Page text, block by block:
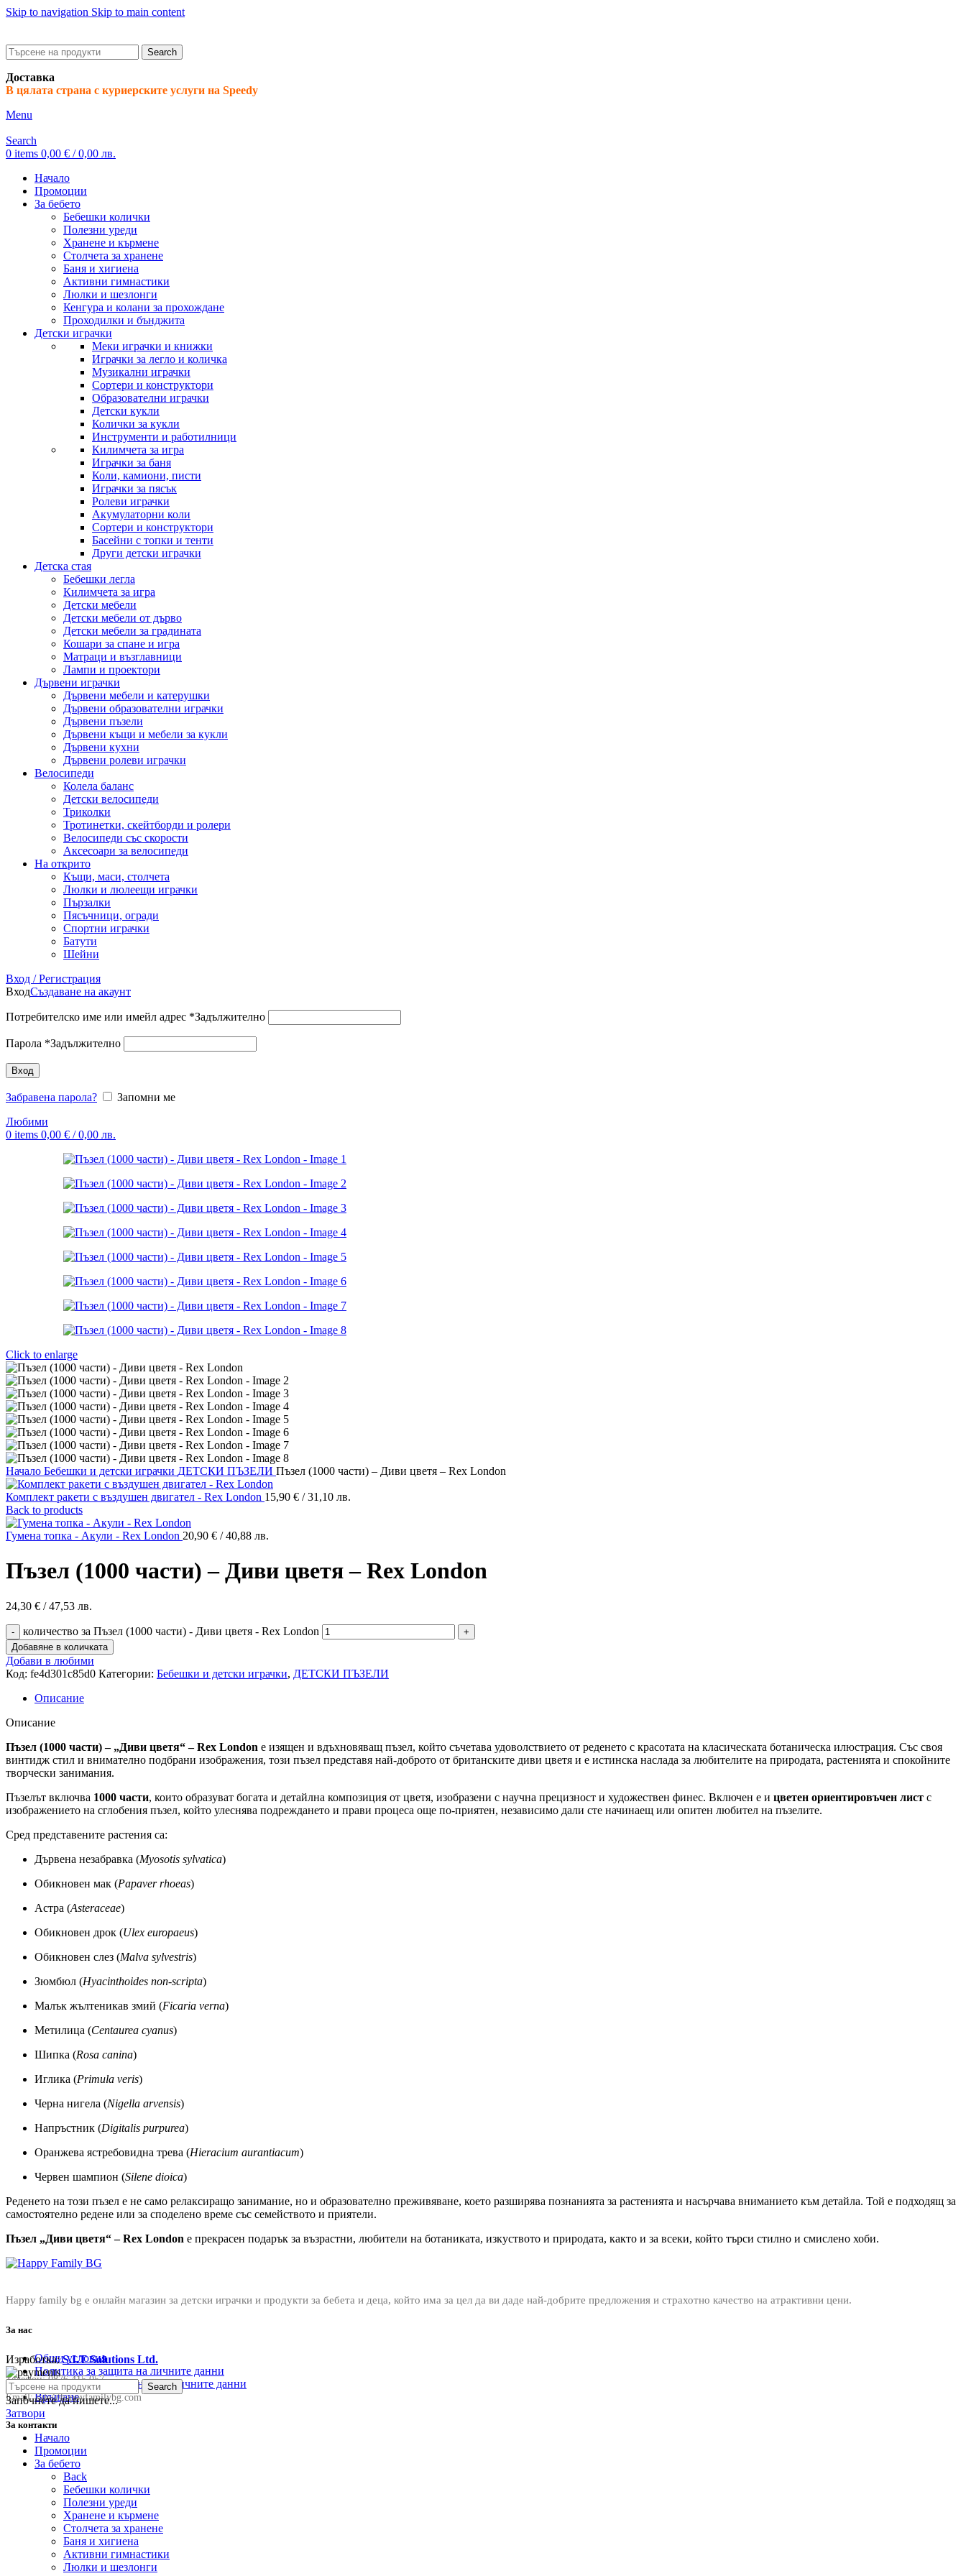
Skip to navigation Skip to main content
Search
Доставка
В цялата страна с куриерските услуги на Speedy
Menu
Search
0 items 0,00 € / 0,00 лв.
Начало
Промоции
За бебето
Бебешки колички
Полезни уреди
Хранене и кърмене
Столчета за хранене
Баня и хигиена
Активни гимнастики
Люлки и шезлонги
Кенгура и колани за прохождане
Проходилки и бънджита
Детски играчки
Меки играчки и книжки
Играчки за легло и количка
Музикални играчки
Сортери и конструктори
Образователни играчки
Детски кукли
Колички за кукли
Инструменти и работилници
Килимчета за игра
Играчки за баня
Коли, камиони, писти
Играчки за пясък
Ролеви играчки
Акумулаторни коли
Сортери и конструктори
Басейни с топки и тенти
Други детски играчки
Детска стая
Бебешки легла
Килимчета за игра
Детски мебели
Детски мебели от дърво
Детски мебели за градината
Кошари за спане и игра
Матраци и възглавници
Лампи и проектори
Дървени играчки
Дървени мебели и катерушки
Дървени образователни играчки
Дървени пъзели
Дървени къщи и мебели за кукли
Дървени кухни
Дървени ролеви играчки
Велосипеди
Колела баланс
Детски велосипеди
Триколки
Тротинетки, скейтборди и ролери
Велосипеди със скорости
Аксесоари за велосипеди
На открито
Къщи, маси, столчета
Люлки и люлеещи играчки
Пързалки
Пясъчници, огради
Спортни играчки
Батути
Шейни
Вход / Регистрация
ВходСъздаване на акаунт
Потребителско име или имейл адрес *Задължително
Парола *Задължително
Вход
Забравена парола?
Запомни ме
Любими
0 items 0,00 € / 0,00 лв.
Click to enlarge
Начало Бебешки и детски играчки ДЕТСКИ ПЪЗЕЛИ Пъзел (1000 части) – Диви цветя – Rex London
Комплект ракети с въздушен двигател - Rex London 15,90 € / 31,10 лв.
Back to products
Гумена топка - Акули - Rex London 20,90 € / 40,88 лв.
Пъзел (1000 части) – Диви цветя – Rex London
24,30 € / 47,53 лв.
количество за Пъзел (1000 части) - Диви цветя - Rex London
Добавяне в количката
Добави в любими
Код: fe4d301c85d0 Категории: Бебешки и детски играчки, ДЕТСКИ ПЪЗЕЛИ
Описание
Описание
Пъзел (1000 части) – „Диви цветя“ – Rex London е изящен и вдъхновяващ пъзел, който съчетава удоволствието от реденето с красотата на класическата ботаническа илюстрация. Със своя
винтидж стил и внимателно подбрани изображения, този пъзел представя най-доброто от британските диви цветя и е истинска наслада за любителите на природата, растенията и спокойните
творчески занимания.
Пъзелът включва 1000 части, които образуват богата и детайлна композиция от цветя, изобразени с научна прецизност и художествен финес. Включен е и цветен ориентировъчен лист с
изображението на сглобения пъзел, който улеснява подреждането и прави процеса още по-приятен, независимо дали сте начинаещ или опитен любител на пъзелите.
Сред представените растения са:
Дървена незабравка (Myosotis sylvatica)
Обикновен мак (Papaver rhoeas)
Астра (Asteraceae)
Обикновен дрок (Ulex europaeus)
Обикновен слез (Malva sylvestris)
Зюмбюл (Hyacinthoides non-scripta)
Малък жълтеникав змий (Ficaria verna)
Метилица (Centaurea cyanus)
Шипка (Rosa canina)
Иглика (Primula veris)
Черна нигела (Nigella arvensis)
Напръстник (Digitalis purpurea)
Оранжева ястребовидна трева (Hieracium aurantiacum)
Червен шампион (Silene dioica)
Реденето на този пъзел е не само релаксиращо занимание, но и образователно преживяване, което разширява познанията за растенията и насърчава вниманието към детайла. Той е подходящ за
самостоятелно редене или за споделено време със семейството и приятели.
Пъзел „Диви цветя“ – Rex London е прекрасен подарък за възрастни, любители на ботаниката, изкуството и природата, както и за всеки, който търси стилно и смислено хоби.
Happy family bg е онлайн магазин за детски играчки и продукти за бебета и деца, който има за цел да ви даде най-добрите предложения и страхотно качество на атрактивни цени.
За нас
Общи условия
Политика за защита на личните данни
Политика за съхранение на личните данни
Връщане
За контакти
Телефон:0876 415 057
Email:sale@happyfamilybg.com
Изработка:S.I.T Solutions Ltd.
Search
Започнете да пишете...
Затвори
Начало
Промоции
За бебето
Back
Бебешки колички
Полезни уреди
Хранене и кърмене
Столчета за хранене
Баня и хигиена
Активни гимнастики
Люлки и шезлонги